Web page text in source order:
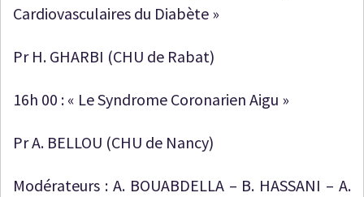
Cardiovasculaires du Diabète »
Pr H. GHARBI (CHU de Rabat)
16h 00 : « Le Syndrome Coronarien Aigu »
Pr A. BELLOU (CHU de Nancy)
Modérateurs : A. BOUABDELLA – B. HASSANI – A.